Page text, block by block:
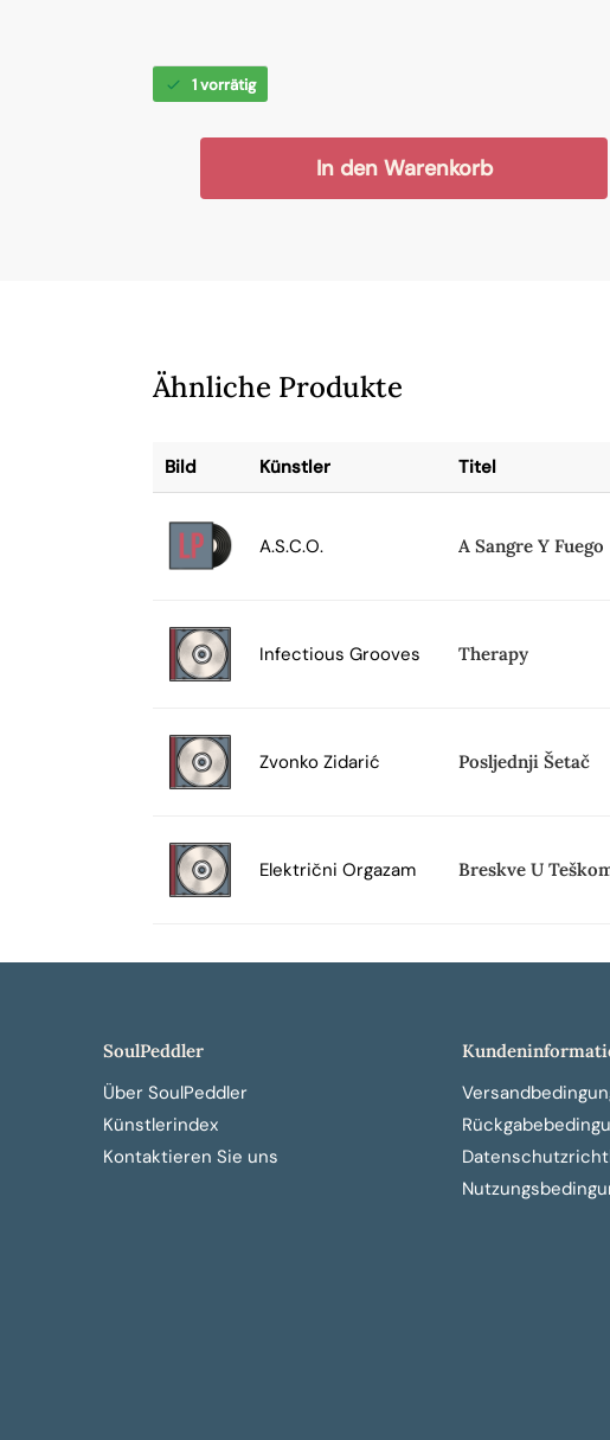
1 vorrätig
In den Warenkorb
Ähnliche Produkte
Bild Künstler Titel
A.S.C.O. A Sangre Y Fuego
Infectious Grooves Therapy
Zvonko Zidarić Posljednji Šetač
Električni Orgazam Breskve U
SoulPeddler
Über SoulPeddler
Künstlerindex
Kontaktieren Sie uns